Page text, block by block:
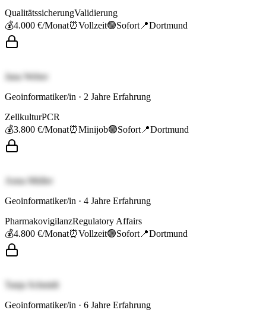
QualitätssicherungValidierung
💰4.000 €/Monat⏰Vollzeit🟢Sofort 📍Dortmund
Jana Weber
Geoinformatiker/in · 2 Jahre Erfahrung
ZellkulturPCR
💰3.800 €/Monat⏰Minijob🟢Sofort 📍Dortmund
Anna Müller
Geoinformatiker/in · 4 Jahre Erfahrung
PharmakovigilanzRegulatory Affairs
💰4.800 €/Monat⏰Vollzeit🟢Sofort 📍Dortmund
Tanja Schmidt
Geoinformatiker/in · 6 Jahre Erfahrung